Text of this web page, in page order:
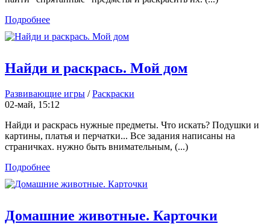
Подробнее
Найди и раскрась. Мой дом
Развивающие игры /Раскраски
02-май, 15:12
Найди и раскрась нужные предметы. Что искать? Подушки и
картины, платья и перчатки... Все задания написаны на
страничках. нужно быть внимательным, (...)
Подробнее
Домашние животные. Карточки